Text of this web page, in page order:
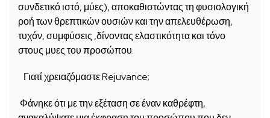
συνδετικό ιστό, μύες), αποκαθιστώντας τη φυσιολογική
ροή των θρεπτικών ουσιών και την απελευθέρωση,
τυχόν, συμφύσεις ,δίνοντας ελαστικότητα και τόνο
στους μυες του προσώπου.
Γιατί χρειαζόμαστε Rejuvance;
Φάνηκε ότι με την εξέταση σε έναν καθρέφτη,